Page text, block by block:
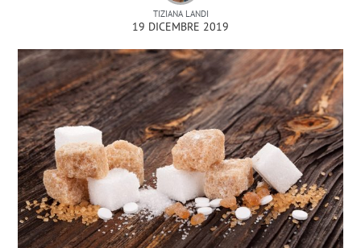
TIZIANA LANDI
19 DICEMBRE 2019